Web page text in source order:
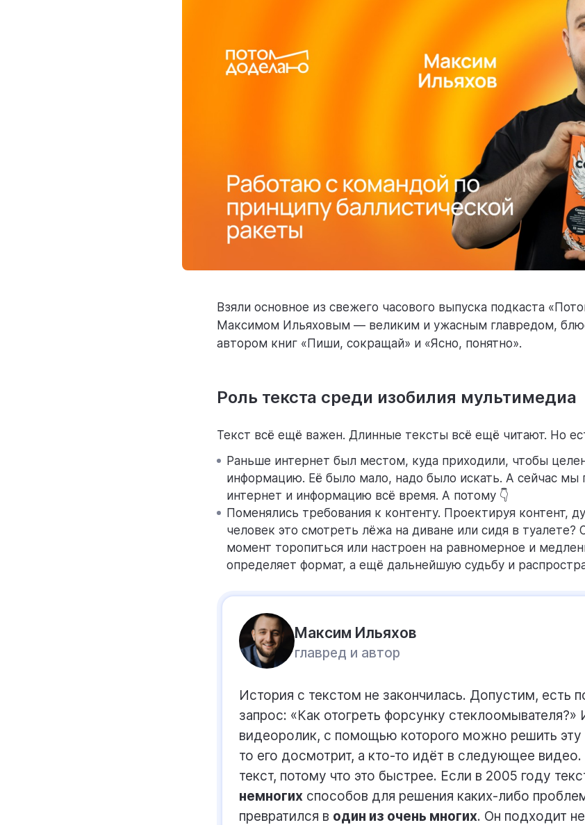
Взяли основное из свежего часового выпуска подкаста
Максимом Ильяховым — великим и ужасным главредом,
автором книг «Пиши, сокращай» и «Ясно, понятно».
Роль текста среди изобилия мультимедиа
Текст всё ещё важен. Длинные тексты всё ещё читают. Но
Раньше интернет был местом, куда приходили, чтобы
информацию. Её было мало, надо было искать. А сейчас мы
интернет и информацию всё время. А потому 👇
Поменялись требования к контенту. Проектируя контент,
человек это смотреть лёжа на диване или сидя в туалете?
момент торопиться или настроен на равномерное и
определяет формат, а ещё дальнейшую судьбу и
Максим Ильяхов
главред и автор
История с текстом не закончилась. Допустим, есть
запрос: «Как отогреть форсунку стеклоомывателя?»
видеоролик, с помощью которого можно решить
то его досмотрит, а кто-то идёт в следующее видео.
текст, потому что это быстрее. Если в 2005 году
немногих способов для решения каких-либо
превратился в один из очень многих. Он подходит